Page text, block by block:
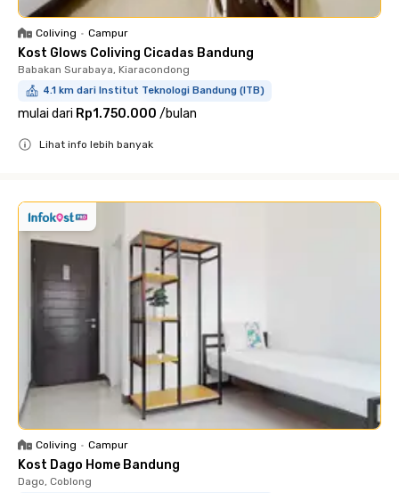
Coliving • Campur
Kost Glows Coliving Cicadas Bandung
Babakan Surabaya, Kiaracondong
4.1 km dari Institut Teknologi Bandung (ITB)
mulai dari Rp1.750.000 /bulan
Lihat info lebih banyak
Coliving • Campur
Kost Dago Home Bandung
Dago, Coblong